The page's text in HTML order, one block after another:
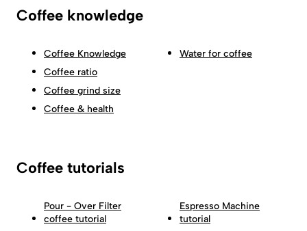
Coffee knowledge
Coffee Knowledge
Coffee ratio
Coffee grind size
Coffee & health
Water for coffee
Coffee tutorials
Pour - Over Filter
coffee tutorial
Espresso Machine
tutorial